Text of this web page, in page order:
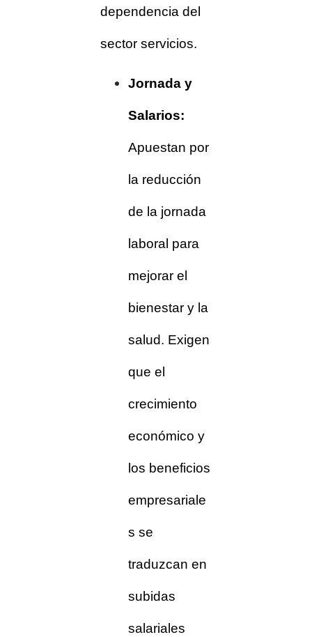
dependencia del
sector servicios.
Jornada y
Salarios:
Apuestan por
la reducción
de la jornada
laboral para
mejorar el
bienestar y la
salud. Exigen
que el
crecimiento
económico y
los beneficios
empresariale
s se
traduzcan en
subidas
salariales